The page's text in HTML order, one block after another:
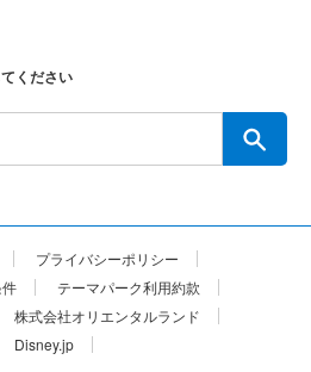
ください
プライバシーポリシー
テーマパーク利用約款
株式会社オリエンタルランド
Disney.jp